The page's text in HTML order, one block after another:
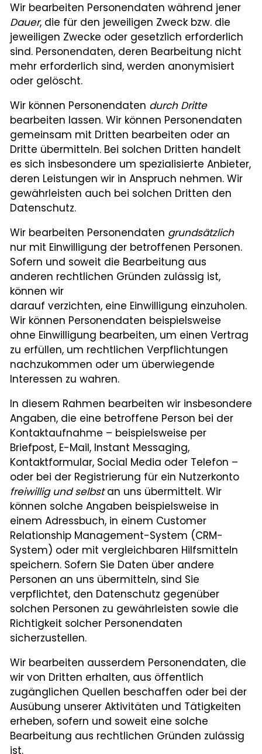
Wir bearbeiten Personendaten während jener
Dauer, die für den jeweiligen Zweck bzw. die
jeweiligen Zwecke oder gesetzlich erforderlich
sind. Personendaten, deren Bearbeitung nicht
mehr erforderlich sind, werden anonymisiert
oder gelöscht.
Wir können Personendaten durch Dritte
bearbeiten lassen. Wir können Personendaten
gemeinsam mit Dritten bearbeiten oder an
Dritte übermitteln. Bei solchen Dritten handelt
es sich insbesondere um spezialisierte Anbieter,
deren Leistungen wir in Anspruch nehmen. Wir
gewährleisten auch bei solchen Dritten den
Datenschutz.
Wir bearbeiten Personendaten grundsätzlich
nur mit Einwilligung der betroffenen Personen.
Sofern und soweit die Bearbeitung aus
anderen rechtlichen Gründen zulässig ist,
können wir
darauf verzichten, eine Einwilligung einzuholen.
Wir können Personendaten beispielsweise
ohne Einwilligung bearbeiten, um einen Vertrag
zu erfüllen, um rechtlichen Verpflichtungen
nachzukommen oder um überwiegende
Interessen zu wahren.
In diesem Rahmen bearbeiten wir insbesondere
Angaben, die eine betroffene Person bei der
Kontaktaufnahme – beispielsweise per
Briefpost, E-Mail, Instant Messaging,
Kontaktformular, Social Media oder Telefon –
oder bei der Registrierung für ein Nutzerkonto
freiwillig und selbstan uns übermittelt. Wir
können solche Angaben beispielsweise in
einem Adressbuch, in einem Customer
Relationship Management-System (CRM-
System) oder mit vergleichbaren Hilfsmitteln
speichern. Sofern Sie Daten über andere
Personen an uns übermitteln, sind Sie
verpflichtet, den Datenschutz gegenüber
solchen Personen zu gewährleisten sowie die
Richtigkeit solcher Personendaten
sicherzustellen.
Wir bearbeiten ausserdem Personendaten, die
wir von Dritten erhalten, aus öffentlich
zugänglichen Quellen beschaffen oder bei der
Ausübung unserer Aktivitäten und Tätigkeiten
erheben, sofern und soweit eine solche
Bearbeitung aus rechtlichen Gründen zulässig
ist.